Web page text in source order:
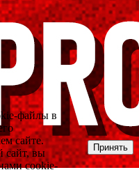
файлы в
сайте.
сайт, вы
cookie-
Принять